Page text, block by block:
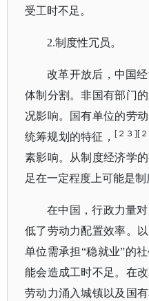
受工时不足。
2.制度性冗员。
改革开放后，中国
体制分割。非国有部门
况影响。国有单位的劳
统筹规划的特征， [２３][
素影响。从制度经济学
足在一定程度上可能是制
在中国，行政力量
低了劳动力配置效率。
单位需承担“稳就业”的
能会造成工时不足。在
劳动力涌入城镇以及国